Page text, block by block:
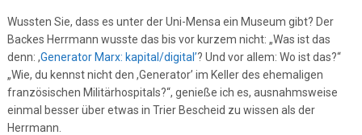
Wussten Sie, dass es unter der Uni-Mensa ein Museum gibt? Der
Backes Herrmann wusste das bis vor kurzem nicht: „Was ist das
denn: ,Generator Marx: kapital/digital’? Und vor allem: Wo ist das?“
„Wie, du kennst nicht den ,Generator’ im Keller des ehemaligen
französischen Militärhospitals?“, genieße ich es, ausnahmsweise
einmal besser über etwas in Trier Bescheid zu wissen als der
Herrmann.